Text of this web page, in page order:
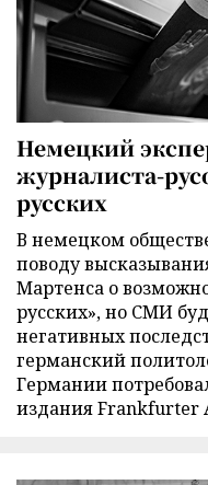
Немецкий
журналиста-
русских
В немецком
поводу
Мартенса о
русских», но СМИ
негативных
германский
Германии
издания Frankfurter